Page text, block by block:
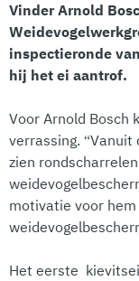
Vinder Arnold
inspectieronde
hij het ei aantrof.
Voor Arnold Bosch
verrassing.
zien
motivatie voor
Het eerste